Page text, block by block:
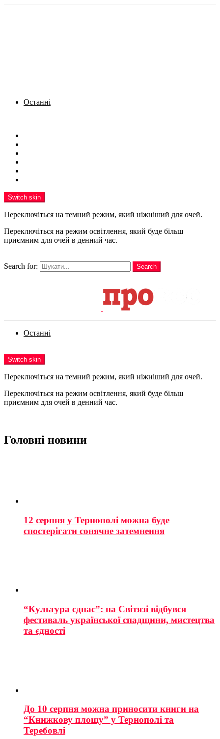
Останні
Switch skin
Переключіться на темний режим, який ніжніший для очей.
Переключіться на режим освітлення, який буде більш
приємним для очей в денний час.
Search for:
Search
Останні
Switch skin
Переключіться на темний режим, який ніжніший для очей.
Переключіться на режим освітлення, який буде більш
приємним для очей в денний час.
Головні новини
12 серпня у Тернополі можна буде
спостерігати сонячне затемнення
“Культура єднає”: на Світязі відбувся
фестиваль української спадщини, мистецтва
та єдності
До 10 серпня можна приносити книги на
“Книжкову площу” у Тернополі та
Теребовлі